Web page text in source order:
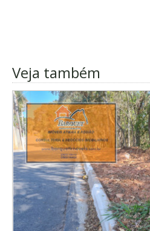
Veja também